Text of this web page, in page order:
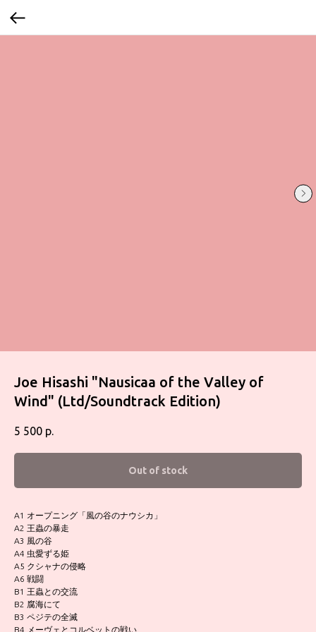
Joe Hisashi "Nausicaa of the Valley of
Wind" (Ltd/Soundtrack Edition)
5 500 р.
Out of stock
A1 オープニング「風の谷のナウシカ」
A2 王蟲の暴走
A3 風の谷
A4 虫愛ずる姫
A5 クシャナの侵略
A6 戦闘
B1 王蟲との交流
B2 腐海にて
B3 ペジテの全滅
B4 メーヴェとコルベットの戦い